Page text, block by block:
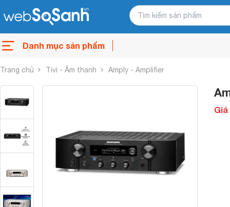
Danh mục sản phẩm
Trang chủ Tivi - Âm thanh Amply - Amplifier
Giá